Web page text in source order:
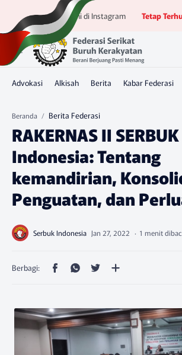
Ikuti kami di Instagram Tetap
Beranda Berita Federasi
RAKERNAS II SERBUK
Indonesia: Tentang
kemandirian,
Penguatan, dan
1 menit